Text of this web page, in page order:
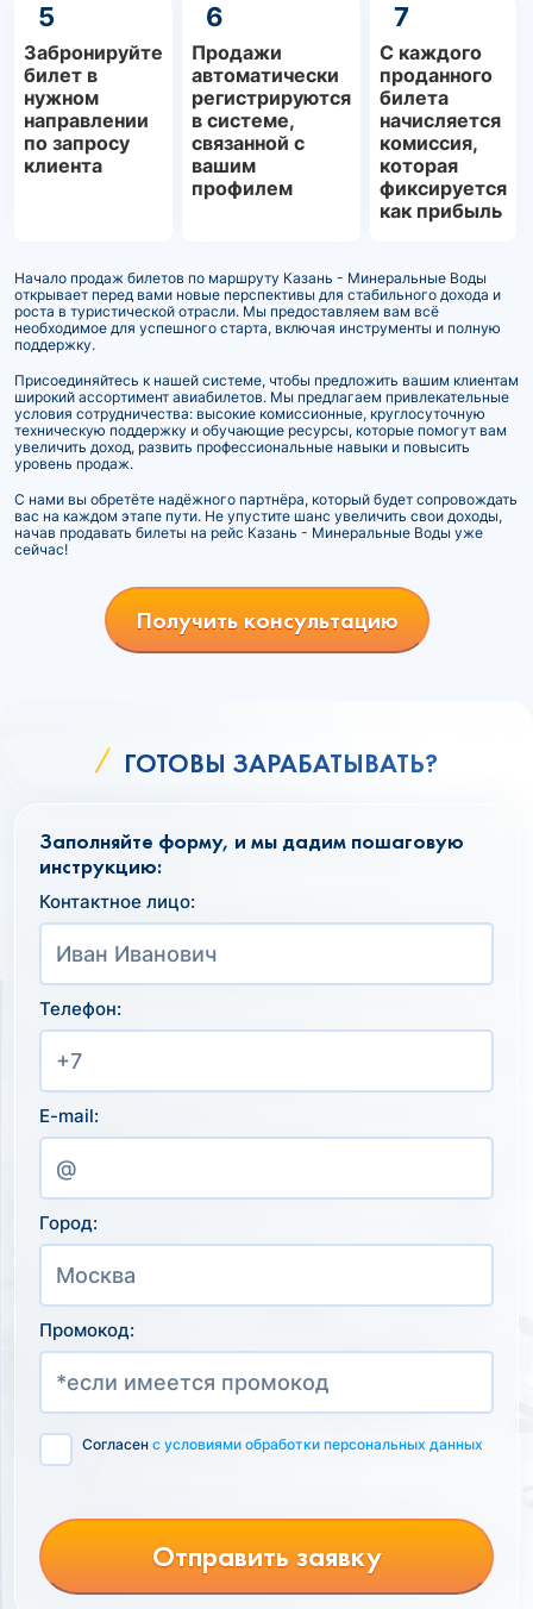
5
Забронируйте
билет в
нужном
направлении
по запросу
клиента
6
Продажи
автоматически
регистрируются
в системе,
связанной с
вашим
профилем
7
С каждого
проданного
билета
начисляется
комиссия,
которая
фиксируется
как прибыль
Начало продаж билетов по маршруту Казань - Минеральные Воды
открывает перед вами новые перспективы для стабильного дохода и
роста в туристической отрасли. Мы предоставляем вам всё
необходимое для успешного старта, включая инструменты и полную
поддержку.
Присоединяйтесь к нашей системе, чтобы предложить вашим клиентам
широкий ассортимент авиабилетов. Мы предлагаем привлекательные
условия сотрудничества: высокие комиссионные, круглосуточную
техническую поддержку и обучающие ресурсы, которые помогут вам
увеличить доход, развить профессиональные навыки и повысить
уровень продаж.
С нами вы обретёте надёжного партнёра, который будет сопровождать
вас на каждом этапе пути. Не упустите шанс увеличить свои доходы,
начав продавать билеты на рейс Казань - Минеральные Воды уже
сейчас!
Получить консультацию
ГОТОВЫ ЗАРАБАТЫВАТЬ?
Заполняйте форму, и мы дадим пошаговую
инструкцию:
Контактное лицо:
Телефон:
E-mail:
Город:
Промокод:
Согласен с условиями обработки персональных данных
Отправить заявку